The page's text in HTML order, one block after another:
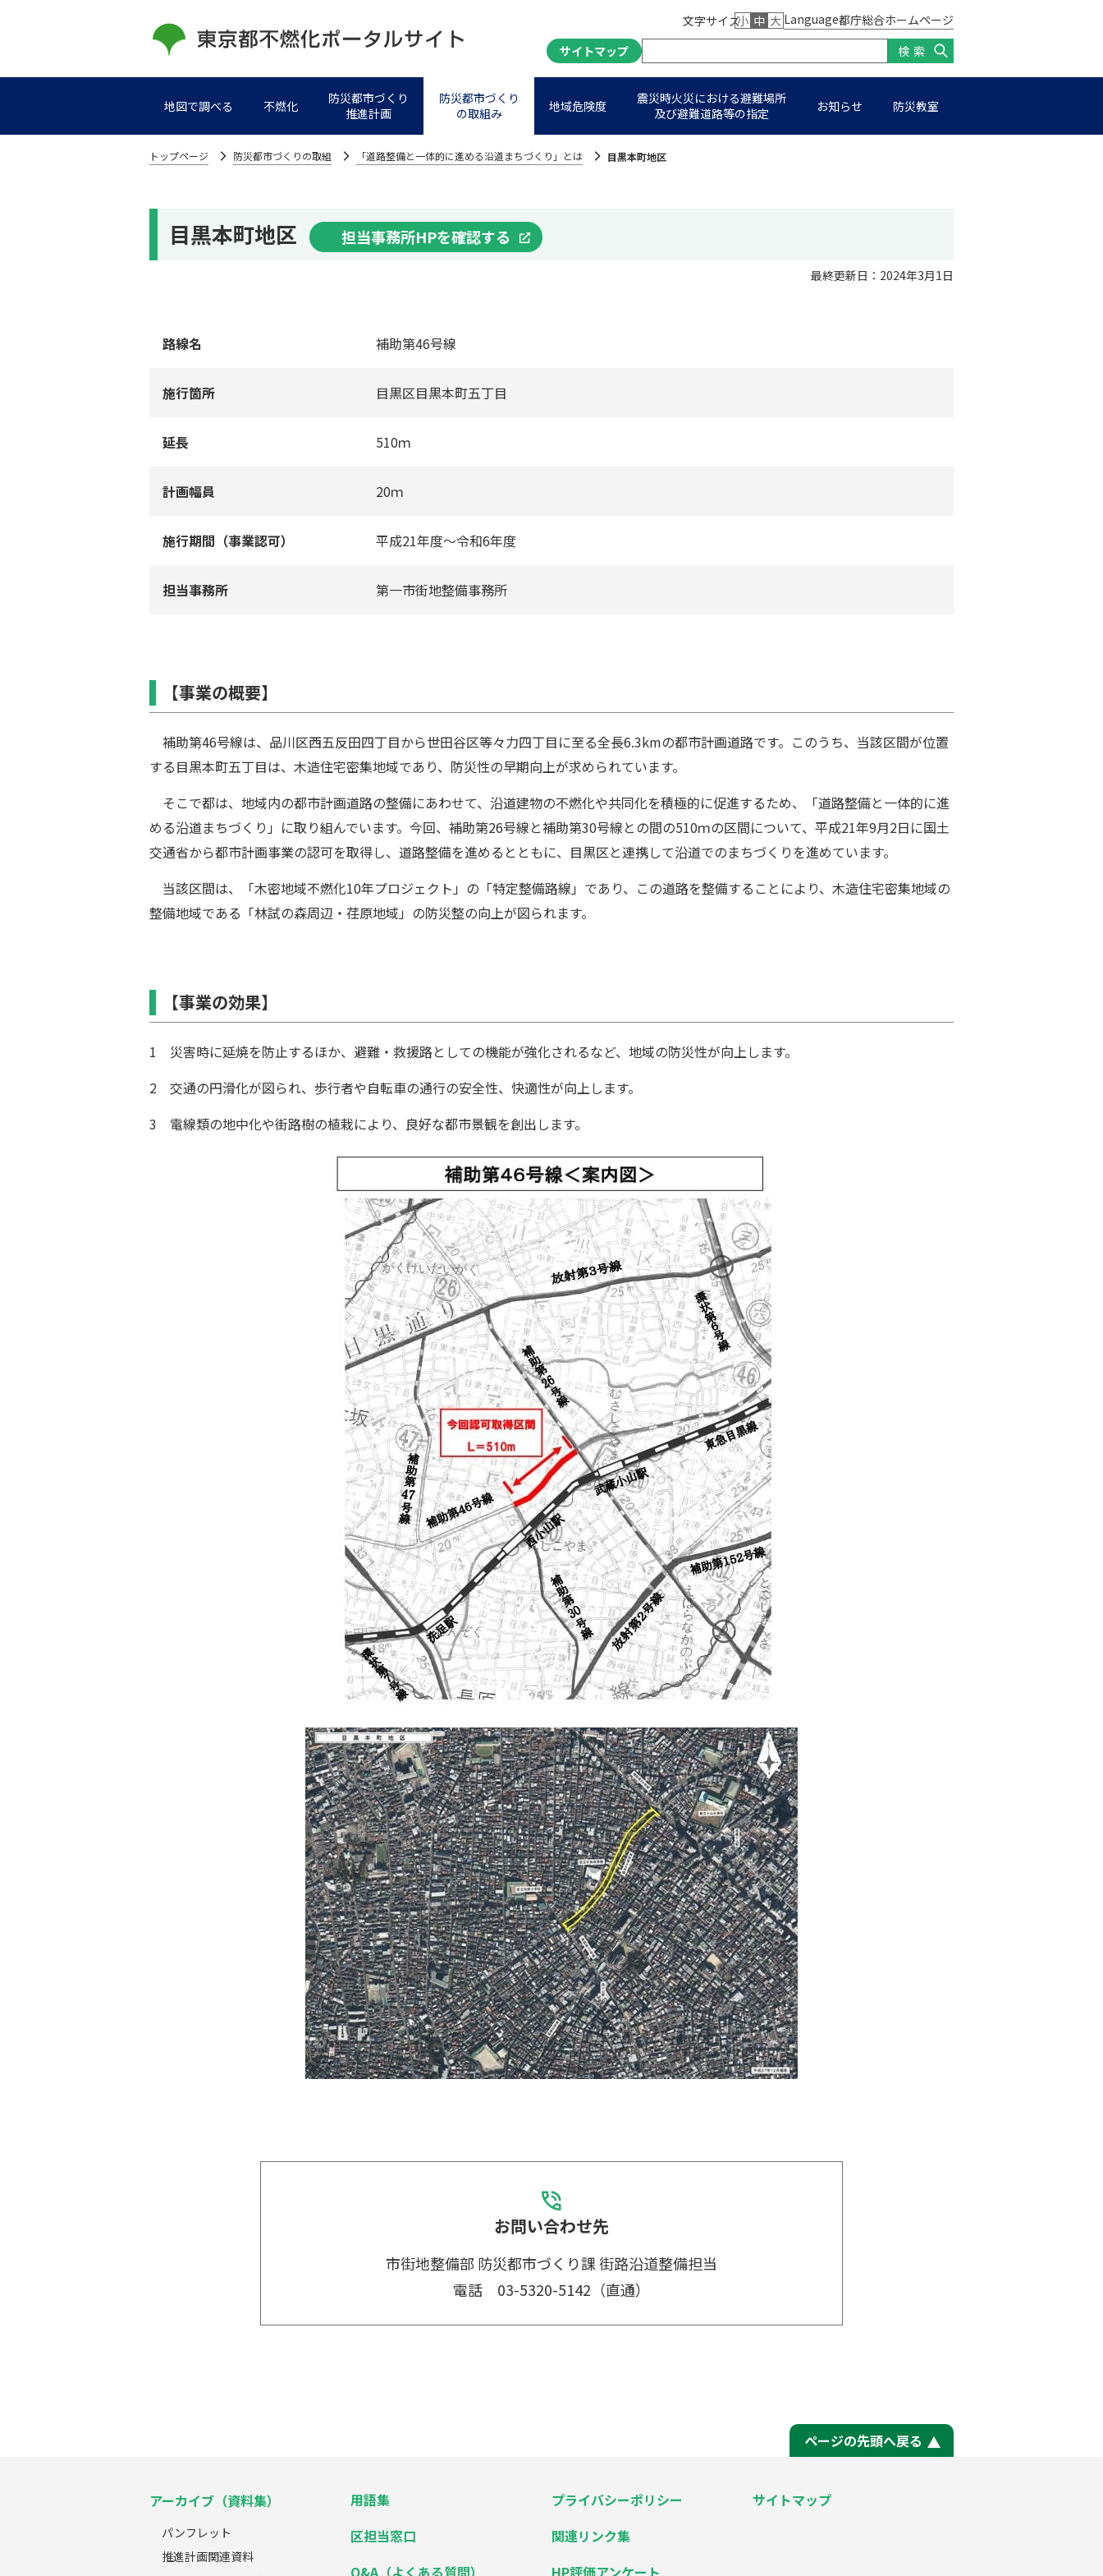
文字サイズ小 中 大 Language都庁総合ホームページ
サイトマップ
検索
地図で調べる 不燃化
防災都市づくり
推進計画
防災都市づくり
の取組み
地域危険度
震災時火災における避難場所
及び避難道路等の指定
お知らせ 防災教室
トップページ 防災都市づくりの取組 「道路整備と⼀体的に進める沿道まちづくり」とは 目黒本町地区
目黒本町地区 担当事務所HPを確認する
最終更新日：2024年3⽉1⽇
路線名 補助第46号線
施⾏箇所 目黒区目黒本町五丁⽬
延⻑ 510ｍ
計画幅員 20ｍ
施行期間（事業認可） 平成21年度〜令和6年度
担当事務所 第⼀市街地整備事務所
【事業の概要】
補助第46号線は、品川区⻄五反⽥四丁⽬から世⽥⾕区等々⼒四丁⽬に⾄る全⻑6.3kmの都市計画道路です。このうち、当該区間が位置
する目黒本町五丁⽬は、⽊造住宅密集地域であり、防災性の早期向上が求められています。
そこで都は、地域内の都市計画道路の整備にあわせて、沿道建物の不燃化や共同化を積極的に促進するため、「道路整備と⼀体的に進
める沿道まちづくり」に取り組んでいます。今回、補助第26号線と補助第30号線との間の510ｍの区間について、平成21年9⽉2⽇に国⼟
交通省から都市計画事業の認可を取得し、道路整備を進めるとともに、目黒区と連携して沿道でのまちづくりを進めています。
当該区間は、「⽊密地域不燃化10年プロジェクト」の「特定整備路線」であり、この道路を整備することにより、⽊造住宅密集地域の
整備地域である「林試の森周辺・荏原地域」の防災整の向上が図られます。
【事業の効果】
1 災害時に延焼を防⽌するほか、避難・救援路としての機能が強化されるなど、地域の防災性が向上します。
2 交通の円滑化が図られ、歩⾏者や⾃転⾞の通⾏の安全性、快適性が向上します。
3 電線類の地中化や街路樹の植栽により、良好な都市景観を創出します。
お問い合わせ先
市街地整備部 防災都市づくり課街路沿道整備担当
電話 03-5320-5142（直通）
ページの先頭へ戻る
アーカイブ（資料集）
パンフレット
推進計画関連資料
用語集
区担当窓口
Q&A（よくある質問）
プライバシーポリシー
関連リンク集
HP評価アンケート
サイトマップ